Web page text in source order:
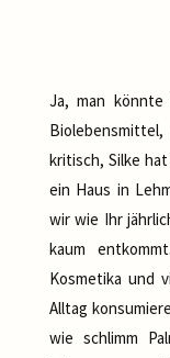
Ja, man könnte
kritisch, Silke hat
ein Haus in
wir wie Ihr
kaum
Kosmetika und
Alltag
wie schlimm